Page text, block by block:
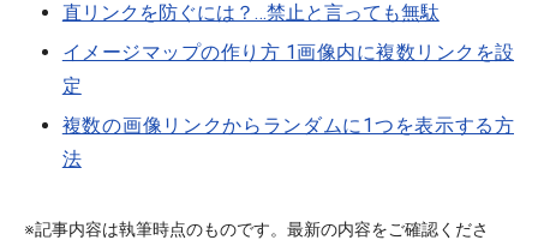
直リンクを防ぐには？…禁止と言っても無駄
イメージマップの作り方 1画像内に複数リンクを設
定
複数の画像リンクからランダムに1つを表示する方
法
※記事内容は執筆時点のものです。最新の内容をご確認くださ